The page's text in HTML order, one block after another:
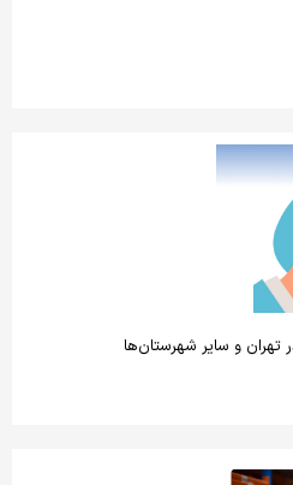
تهران و سایر شهرستان‌ها